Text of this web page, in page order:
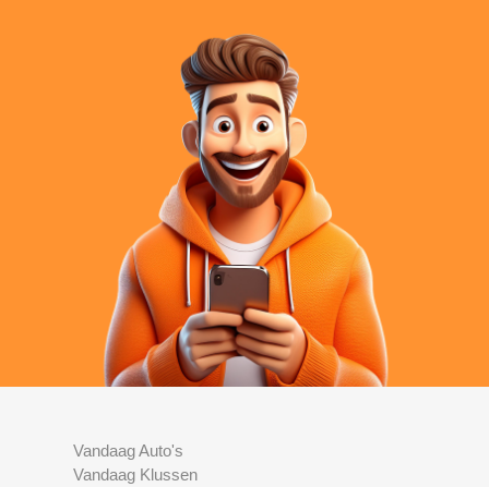
Vandaag Auto's
Vandaag Klussen